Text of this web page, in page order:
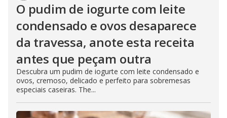
O pudim de iogurte com leite
condensado e ovos desaparece
da travessa, anote esta receita
antes que peçam outra
Descubra um pudim de iogurte com leite condensado e
ovos, cremoso, delicado e perfeito para sobremesas
especiais caseiras. The...